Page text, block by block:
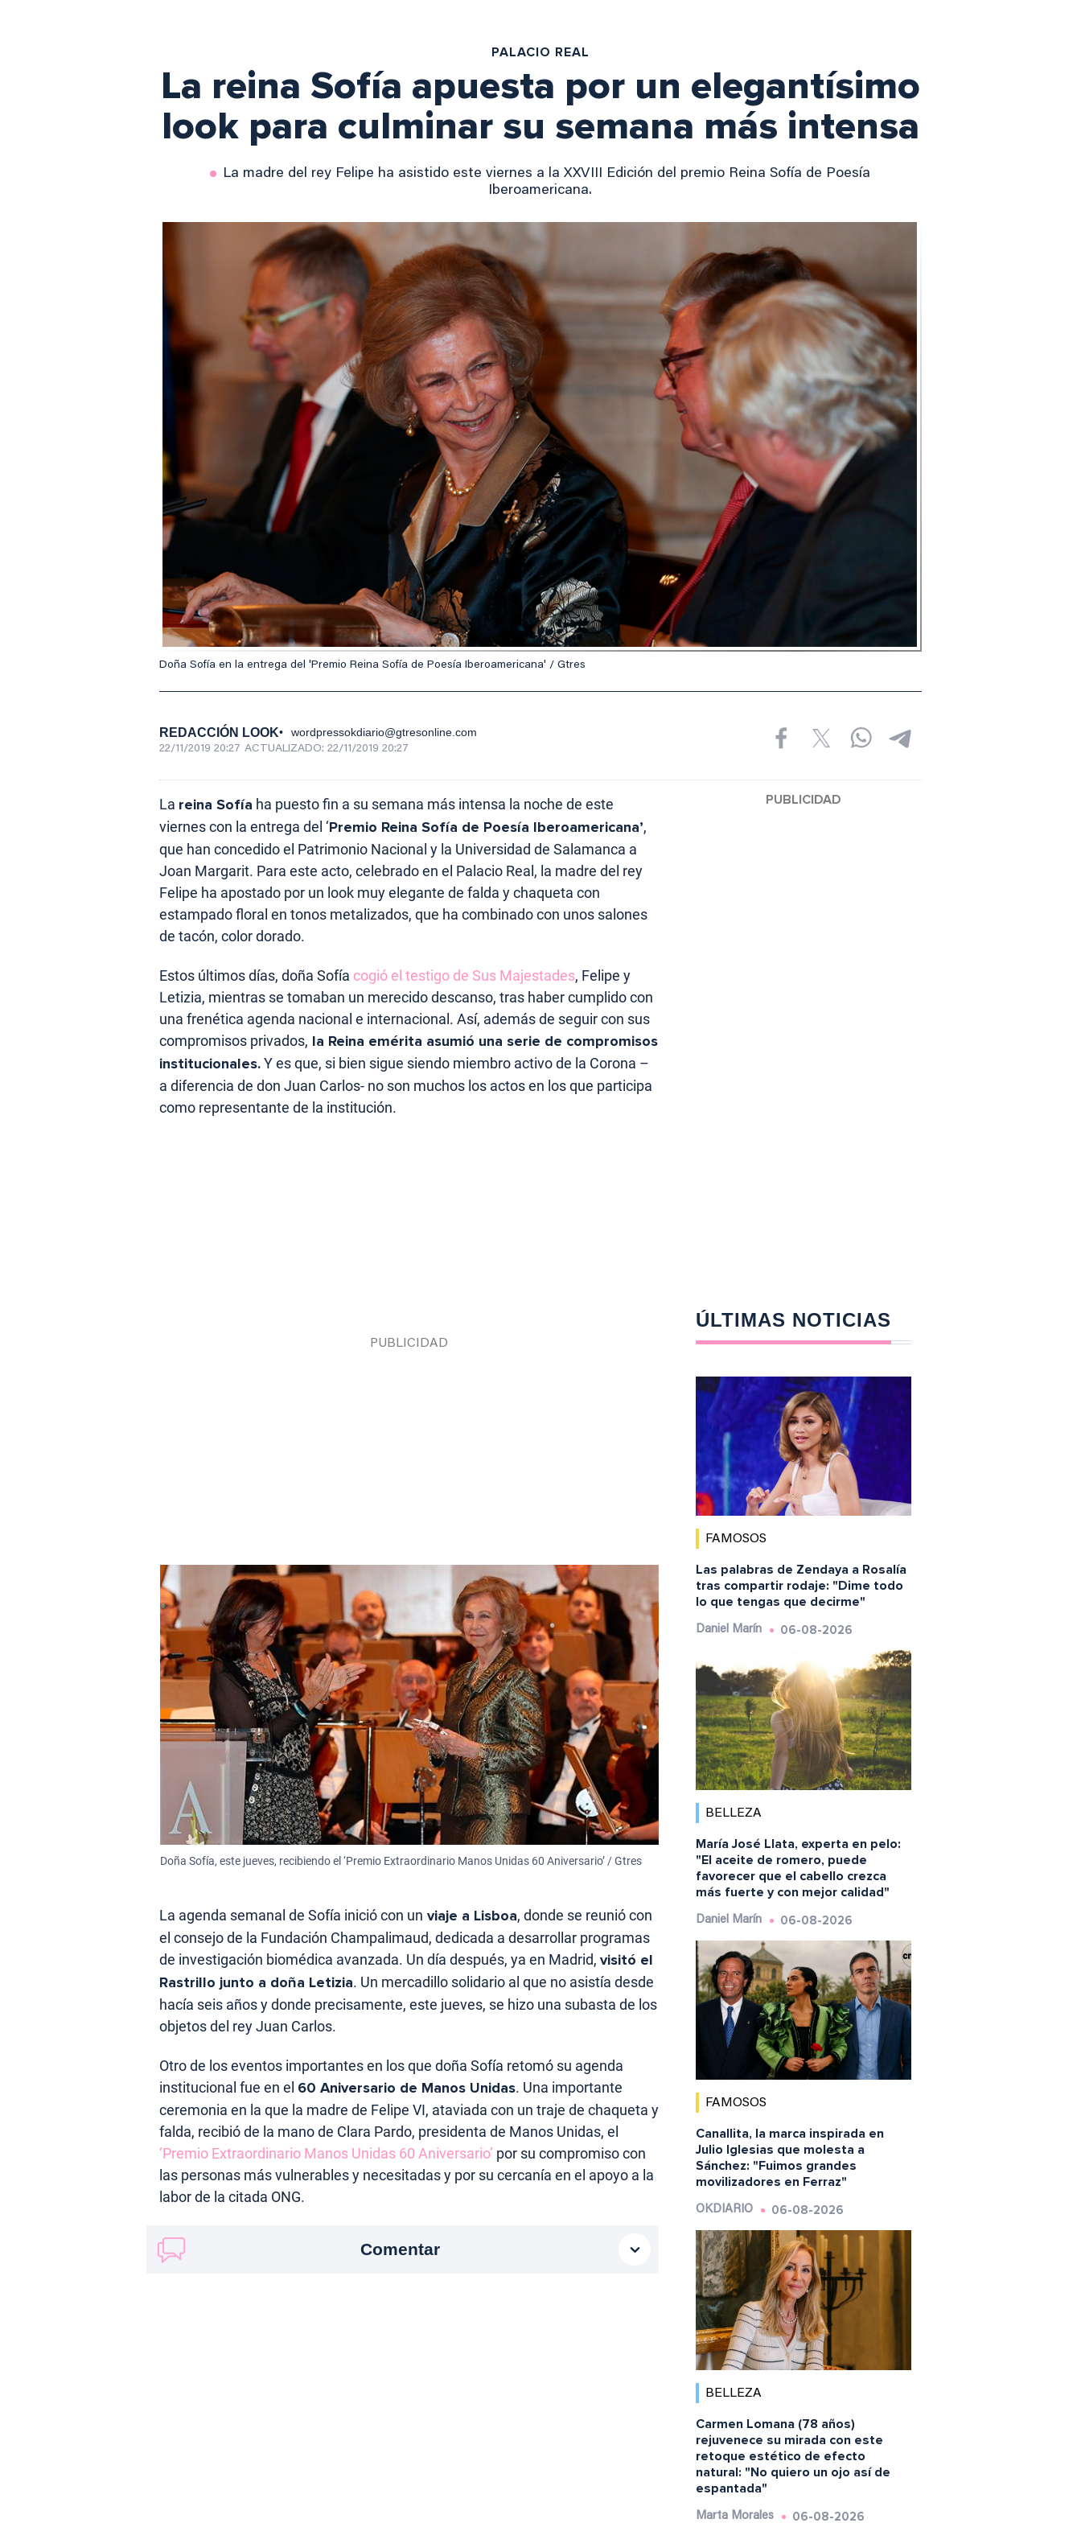
PALACIO REAL
La reina Sofía apuesta por un elegantísimo
look para culminar su semana más intensa
La madre del rey Felipe ha asistido este viernes a la XXVIII Edición del premio Reina Sofía de Poesía
Iberoamericana.
Doña Sofía en la entrega del 'Premio Reina Sofía de Poesía Iberoamericana' / Gtres
REDACCIÓN LOOK wordpressokdiario@gtresonline.com
22/11/2019 20:27 ACTUALIZADO: 22/11/2019 20:27
La reina Sofía ha puesto fin a su semana más intensa la noche de este
viernes con la entrega del ‘Premio Reina Sofía de Poesía Iberoamericana’,
que han concedido el Patrimonio Nacional y la Universidad de Salamanca a
Joan Margarit. Para este acto, celebrado en el Palacio Real, la madre del rey
Felipe ha apostado por un look muy elegante de falda y chaqueta con
estampado floral en tonos metalizados, que ha combinado con unos salones
de tacón, color dorado.
Estos últimos días, doña Sofía cogió el testigo de Sus Majestades, Felipe y
Letizia, mientras se tomaban un merecido descanso, tras haber cumplido con
una frenética agenda nacional e internacional. Así, además de seguir con sus
compromisos privados, la Reina emérita asumió una serie de compromisos
institucionales.Y es que, si bien sigue siendo miembro activo de la Corona –
a diferencia de don Juan Carlos- no son muchos los actos en los que participa
como representante de la institución.
Doña Sofía, este jueves, recibiendo el ‘Premio Extraordinario Manos Unidas 60 Aniversario’ / Gtres
La agenda semanal de Sofía inició con un viaje a Lisboa, donde se reunió con
el consejo de la Fundación Champalimaud, dedicada a desarrollar programas
de investigación biomédica avanzada. Un día después, ya en Madrid, visitó el
Rastrillo junto a doña Letizia. Un mercadillo solidario al que no asistía desde
hacía seis años y donde precisamente, este jueves, se hizo una subasta de los
objetos del rey Juan Carlos.
Otro de los eventos importantes en los que doña Sofía retomó su agenda
institucional fue en el 60 Aniversario de Manos Unidas. Una importante
ceremonia en la que la madre de Felipe VI, ataviada con un traje de chaqueta y
falda, recibió de la mano de Clara Pardo, presidenta de Manos Unidas, el
‘Premio Extraordinario Manos Unidas 60 Aniversario’ por su compromiso con
las personas más vulnerables y necesitadas y por su cercanía en el apoyo a la
labor de la citada ONG.
Comentar
ÚLTIMAS NOTICIAS
FAMOSOS
Las palabras de Zendaya a Rosalía
tras compartir rodaje: "Dime todo
lo que tengas que decirme"
Daniel Marín 06-08-2026
BELLEZA
María José Llata, experta en pelo:
"El aceite de romero, puede
favorecer que el cabello crezca
más fuerte y con mejor calidad"
Daniel Marín 06-08-2026
FAMOSOS
Canallita, la marca inspirada en
Julio Iglesias que molesta a
Sánchez: "Fuimos grandes
movilizadores en Ferraz"
OKDIARIO 06-08-2026
BELLEZA
Carmen Lomana (78 años)
rejuvenece su mirada con este
retoque estético de efecto
natural: "No quiero un ojo así de
espantada"
Marta Morales 06-08-2026